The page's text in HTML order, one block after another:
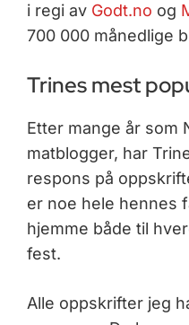
i regi av Godt.no og
700 000 månedlige
Trines mest
Etter mange år som
matblogger, har
respons på
er noe hele hennes
hjemme både til
fest.
Alle oppskrifter jeg